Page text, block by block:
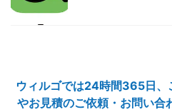
ウィルゴでは24時間365日、
やお見積のご依頼・お問い合